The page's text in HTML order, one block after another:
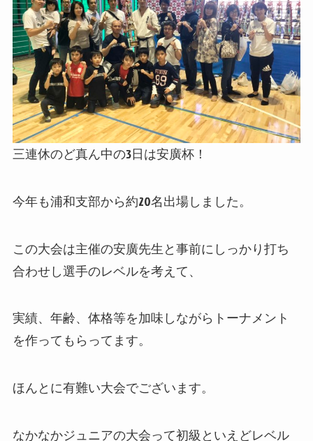
三連休のど真ん中の3日は安廣杯！
今年も浦和支部から約20名出場しました。
この大会は主催の安廣先生と事前にしっかり打ち
合わせし選手のレベルを考えて、
実績、年齢、体格等を加味しながらトーナメント
を作ってもらってます。
ほんとに有難い大会でございます。
なかなかジュニアの大会って初級といえどレベル